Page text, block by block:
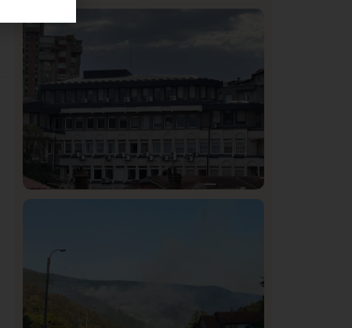
Istaknuto
Rasim Ljajić podneo ostavku na mesto
predsednika SDPS
produžen mu pritvor